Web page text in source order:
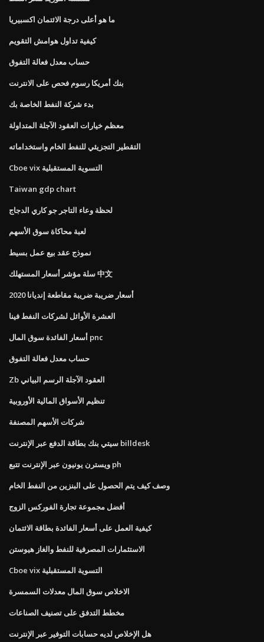
ما هو أعلى درجة الائتمان اكسبيريا
كيفية تداول هوامش التقويم
حساب معدل فعالة التفوق
بنك أمريكا رسوم فحص على الانترنت
بدء شركة النفط الخاصة بك
معظم خيارات العقود الآجلة المتداولة
التقطير التجزيئي للنفط الخام واستخداماته
Cboe vix التسوية المستقبلية
Taiwan gdp chart
لحظة وعاء التاجر جو كاري الدجاج
لعبة محاكاة سوق الأسهم
نموذج عقد بيع عمل بسيط
سلة مؤشر أسعار المستهلك 中文
أسعار ضريبة ضريبة مقاطعة إنديانا 2020
العشرة الأوائل لشركات النفط فينا
أسعار الفائدة سوق المال pnc
حساب معدل فعالة التفوق
Zb العقود الآجلة الرسم البياني
تنظيم الأسواق المالية الأوروبية
شركات الأسهم المصنفة
سيتي بنك بطاقة الدفع عبر الإنترنت billdesk
ويسترن يونيون عبر الإنترنت تتبع ph
وصف كيف يتم الحصول على البنزين من النفط الخام
أفضل مجموعة تجارة الفوركس الزوج
كيفية العمل على أسعار الفائدة بطاقة الائتمان
الاستثمارات المصرفية للنفط والغاز هيوستن
Cboe vix التسوية المستقبلية
الاخلاص سوق المال معدلات السمسرة
مخطط التدفق على تصنيف الصناعات
هل الإخلاص لديه حسابات التوفير عبر الإنترنت